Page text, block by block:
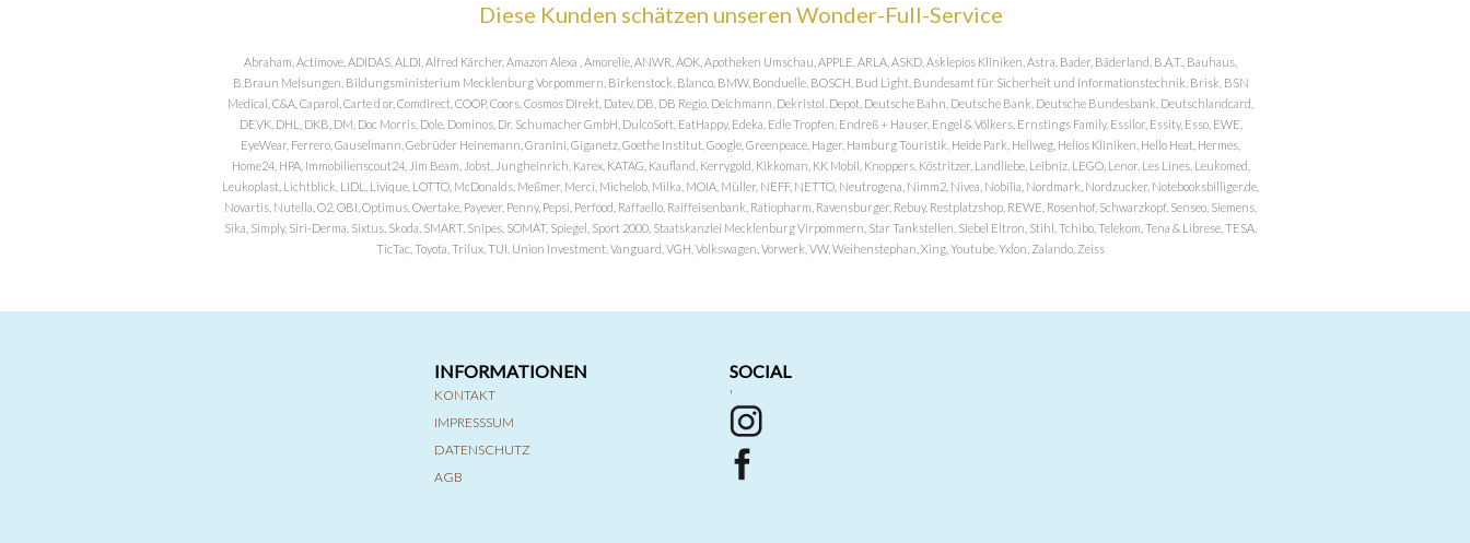
Diese Kunden schätzen unseren Wonder-Full-Service
Abraham, Actimove, ADIDAS, ALDI, Alfred Kärcher, Amazon Alexa , Amorelie, ANWR, AOK, Apotheken Umschau, APPLE, ARLA, ASKD, Asklepios Kliniken, Astra, Bader, Bäderland, B.A.T., Bauhaus,
B.Braun Melsungen, Bildungsministerium Mecklenburg Vorpommern, Birkenstock, Blanco, BMW, Bonduelle, BOSCH, Bud Light, Bundesamt für Sicherheit und Informationstechnik, Brisk, BSN
Medical, C&A, Caparol, Carte d or, Comdirect, COOP, Coors, Cosmos DIrekt, Datev, DB, DB Regio, Deichmann, Dekristol, Depot, Deutsche Bahn, Deutsche Bank, Deutsche Bundesbank, Deutschlandcard,
DEVK, DHL, DKB, DM, Doc Morris, Dole, Dominos, Dr. Schumacher GmbH, DulcoSoft, EatHappy, Edeka, Edle Tropfen, Endreß + Hauser, Engel & Völkers, Ernstings Family, Essilor, Essity, Esso, EWE,
EyeWear, Ferrero, Gauselmann, Gebrüder Heinemann, Granini, Giganetz, Goethe Institut, Google, Greenpeace, Hager, Hamburg Touristik, Heide Park, Hellweg, Helios Kliniken, Hello Heat, Hermes,
Home24, HPA, Immobilienscout24, Jim Beam, Jobst, Jungheinrich, Karex, KATAG, Kaufland, Kerrygold, Kikkoman, KK Mobil, Knoppers, Köstritzer, Landliebe, Leibniz, LEGO, Lenor, Les Lines, Leukomed,
Leukoplast, Lichtblick, LIDL, Livique, LOTTO, McDonalds, Meßmer, Merci, Michelob, Milka, MOIA, Müller, NEFF, NETTO, Neutrogena, Nimm2, Nivea, Nobilia, Nordmark, Nordzucker, Notebooksbilliger.de,
Novartis, Nutella, O2, OBI, Optimus, Overtake, Payever, Penny, Pepsi, Perfood, Raffaello, Raiffeisenbank, Ratiopharm, Ravensburger, Rebuy, Restplatzshop, REWE, Rosenhof, Schwarzkopf, Senseo, Siemens,
Sika, Simply, Siri-Derma, Sixtus, Skoda, SMART, Snipes, SOMAT, Spiegel, Sport 2000, Staatskanzlei Mecklenburg Virpommern, Star Tankstellen, Siebel Eltron, Stihl, Tchibo, Telekom, Tena & Librese, TESA,
TicTac, Toyota, Trilux, TUI, Union Investment, Vanguard, VGH, Volkswagen, Vorwerk, VW, Weihenstephan, Xing, Youtube, Yxlon, Zalando, Zeiss
INFORMATIONEN
KONTAKT
IMPRESSSUM
DATENSCHUTZ
AGB
SOCIAL
'